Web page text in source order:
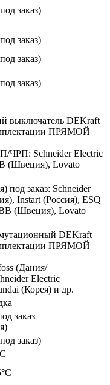
заказ)
заказ)
заказ)
заказ)
выключатель DEKraft
ПРЯМОЙ
ЧРП: Schneider Electric
(Швеция), Lovato
под заказ: Schneider
Instart (Россия), ESQ
(Швеция), Lovato
DEKraft
ПРЯМОЙ
(Дания/
Electric
(Корея) и др.
заказ
заказ)